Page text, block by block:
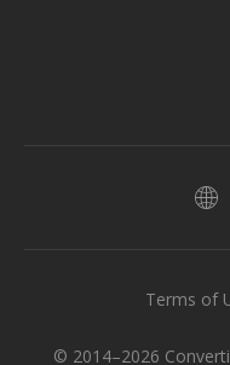
© 2014–2026
Terms of